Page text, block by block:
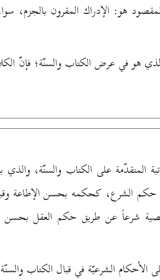
هو: الإدراك المقرون بالجزم،
هو في عرض الكتاب والسنّة؛ فإنّ
المتقدّمة على الكتاب والسنّة،
عن حكم الشرع، كحكمه بحسن
شرعاً عن طريق حكم العقل بحسن
الأحكام الشرعيّة في قبال الكتاب